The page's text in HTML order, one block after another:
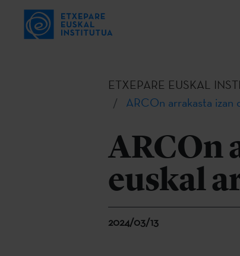
ETXEPARE EUSKAL
ARCOn arrakasta izan
ARCOn
euskal
2024/03/13